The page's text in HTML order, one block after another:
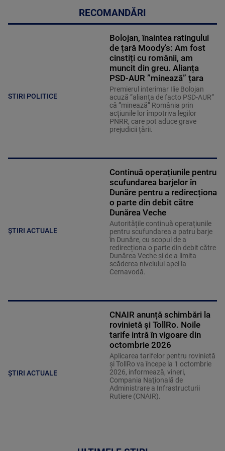
RECOMANDĂRI
STIRI POLITICE
Bolojan, înaintea ratingului
de țară Moody’s: Am fost
cinstiți cu românii, am
muncit din greu. Alianța
PSD-AUR ”minează” țara
Premierul interimar Ilie Bolojan
acuză ”alianța de facto PSD-AUR”
că ”minează” România prin
acțiunile lor împotriva legilor
PNRR, care pot aduce grave
prejudicii țării.
ȘTIRI ACTUALE
Continuă operațiunile pentru
scufundarea barjelor în
Dunăre pentru a redirecționa
o parte din debit către
Dunărea Veche
Autoritățile continuă operațiunile
pentru scufundarea a patru barje
în Dunăre, cu scopul de a
redirecționa o parte din debit către
Dunărea Veche și de a limita
scăderea nivelului apei la
Cernavodă.
ȘTIRI ACTUALE
CNAIR anunță schimbări la
rovinietă și TollRo. Noile
tarife intră în vigoare din
octombrie 2026
Aplicarea tarifelor pentru rovinietă
şi TollRo va începe la 1 octombrie
2026, informează, vineri,
Compania Naţională de
Administrare a Infrastructurii
Rutiere (CNAIR).